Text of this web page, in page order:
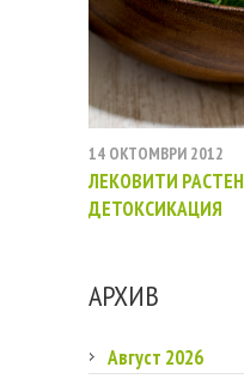
14 ОКТОМВРИ 2012
ЛЕКОВИТИ
ДЕТОКСИКАЦИЯ
АРХИВ
Август 2026